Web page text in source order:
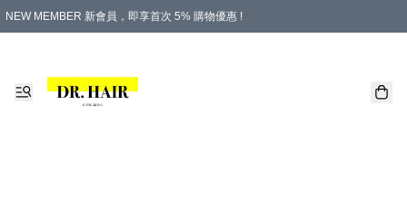
NEW MEMBER 新會員，即享首次 5% 購物優惠 !